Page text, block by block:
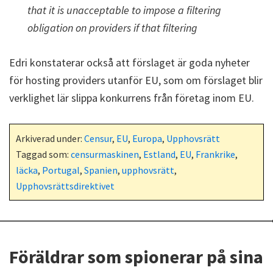
that it is unacceptable to impose a filtering
obligation on providers if that filtering
Edri konstaterar också att förslaget är goda nyheter
för hosting providers utanför EU, som om förslaget blir
verklighet lär slippa konkurrens från företag inom EU.
Arkiverad under: Censur, EU, Europa, Upphovsrätt
Taggad som: censurmaskinen, Estland, EU, Frankrike,
läcka, Portugal, Spanien, upphovsrätt,
Upphovsrättsdirektivet
Föräldrar som spionerar på sina